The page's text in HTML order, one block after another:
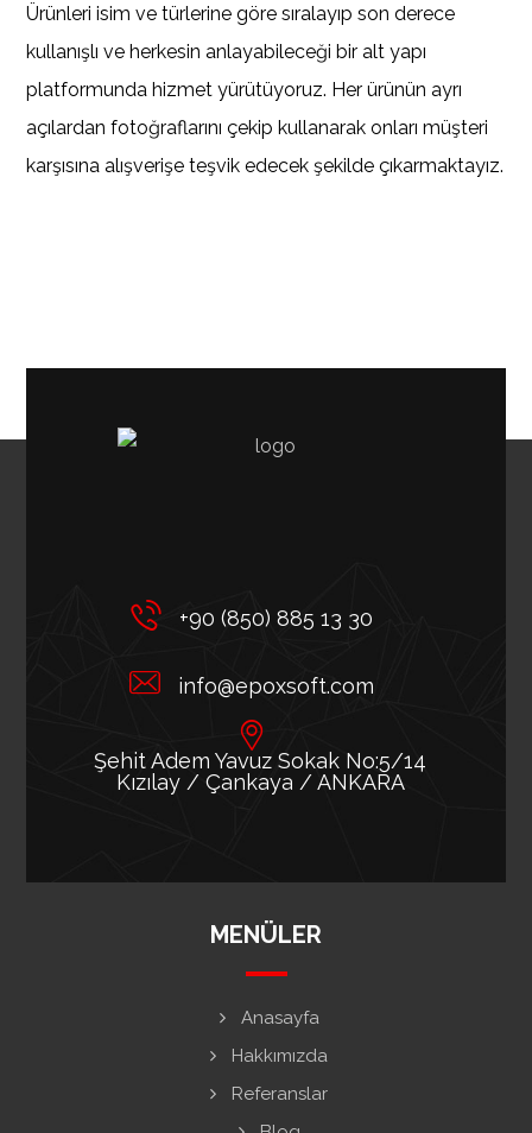
Ürünleri isim ve türlerine göre sıralayıp son derece
kullanışlı ve herkesin anlayabileceği bir alt yapı
platformunda hizmet yürütüyoruz. Her ürünün ayrı
açılardan fotoğraflarını çekip kullanarak onları müşteri
karşısına alışverişe teşvik edecek şekilde çıkarmaktayız.
+90 (850) 885 13 30
info@epoxsoft.com
Şehit Adem Yavuz Sokak No:5/14
Kızılay / Çankaya / ANKARA
MENÜLER
Anasayfa
Hakkımızda
Referanslar